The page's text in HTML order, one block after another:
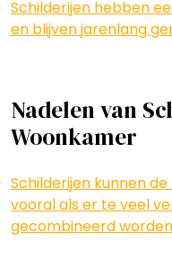
Schilderijen hebben
en blijven jarenlang
Nadelen van
Woonkamer
Schilderijen kunnen
vooral als er te veel
gecombineerd